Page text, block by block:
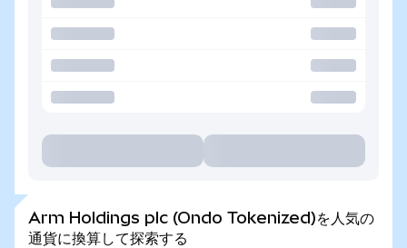
Arm Holdings plc (Ondo Tokenized)を人気の
通貨に換算して探索する